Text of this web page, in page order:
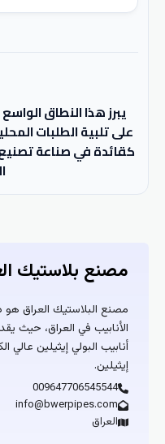
يبرز هذا النطاق
على تلبية الطلبات
كقائدة في صناعة
مصنع بلاستيك
مصنع البلاستيك العراق
الأنابيب في العراق، حيث
أنابيب البولي إيثيلين عالي
إيثيلين.
009647706545544
info@bwerpipes.com
العراق